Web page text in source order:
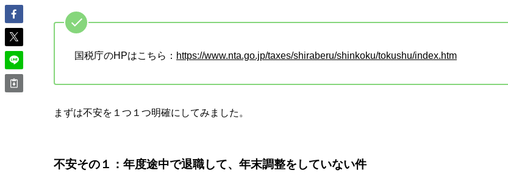
国税庁のHPはこちら： https://www.nta.go.jp/taxes/shiraberu/shinkoku/tokushu/index.htm
まずは不安を１つ１つ明確にしてみました。
不安その１：年度途中で退職して、年末調整をしていない件